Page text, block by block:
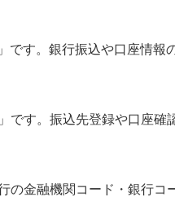
です。銀行振込や口座情報
です。振込先登録や口座確
の金融機関コード・銀行コ